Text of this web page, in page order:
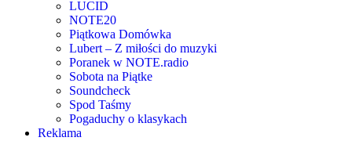
LUCID
NOTE20
Piątkowa Domówka
Lubert – Z miłości do muzyki
Poranek w NOTE.radio
Sobota na Piątke
Soundcheck
Spod Taśmy
Pogaduchy o klasykach
Reklama